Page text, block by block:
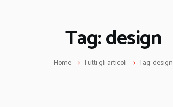
Tag: design
Home Tutti gli articoli Tag: design